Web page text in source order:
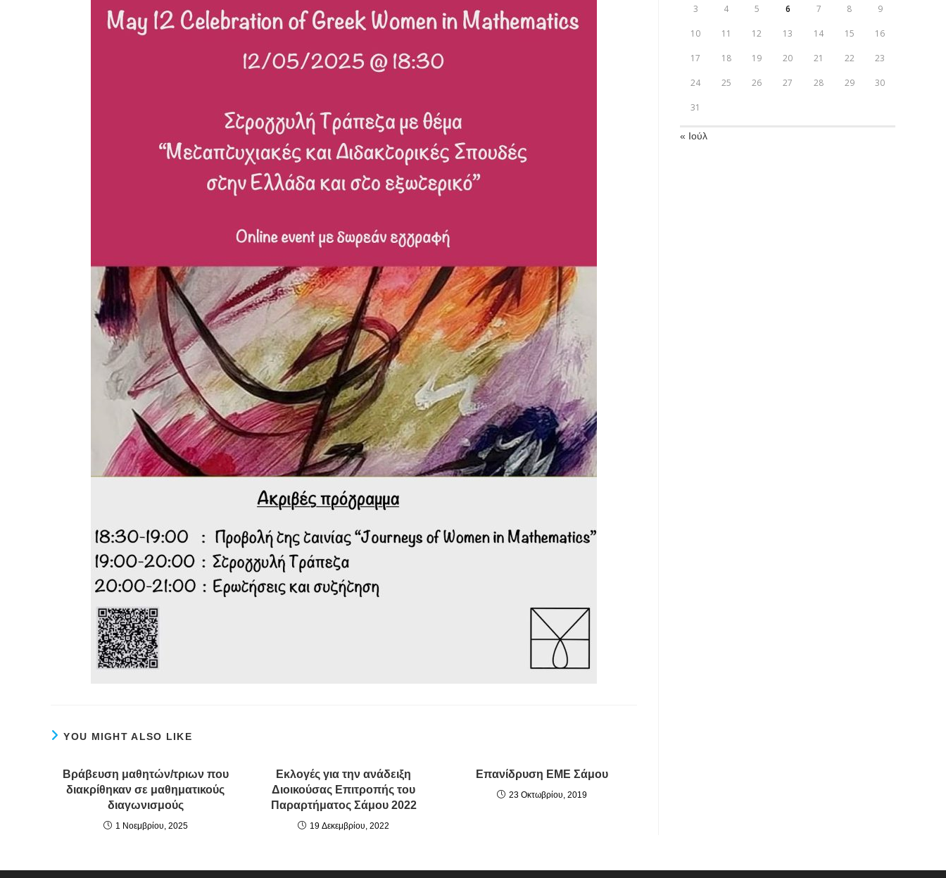
YOU MIGHT ALSO LIKE
Βράβευση μαθητών/τριων που
διακρίθηκαν σε μαθηματικούς
διαγωνισμούς
1 Νοεμβρίου, 2025
Εκλογές για την ανάδειξη
Διοικούσας Επιτροπής του
Παραρτήματος Σάμου 2022
19 Δεκεμβρίου, 2022
Επανίδρυση ΕΜΕ Σάμου
23 Οκτωβρίου, 2019
3 4 5 6 7 8 9
10 11 12 13 14 15 16
17 18 19 20 21 22 23
24 25 26 27 28 29 30
31
« Ιούλ